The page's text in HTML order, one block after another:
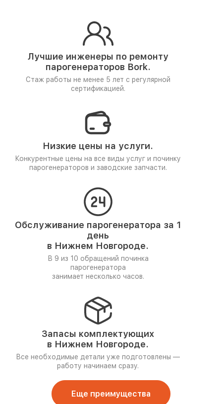
Лучшие инженеры по ремонту
парогенераторов Bork.
Стаж работы не менее 5 лет с регулярной
сертификацией.
Низкие цены на услуги.
Конкурентные цены на все виды услуг и починку
парогенераторов и заводские запчасти.
Обслуживание парогенератора за 1
день
в Нижнем Новгороде.
В 9 из 10 обращений починка
парогенератора
занимает несколько часов.
Запасы комплектующих
в Нижнем Новгороде.
Все необходимые детали уже подготовлены —
работу начинаем сразу.
Еще преимущества